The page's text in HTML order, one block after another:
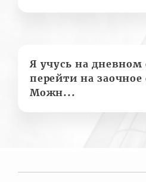
Я учусь на
перейти на
Можн...